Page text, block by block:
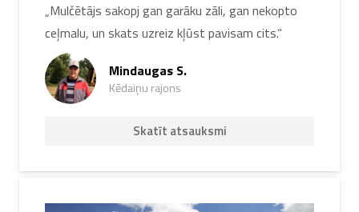
„Mulčētājs sakopj gan garāku zāli, gan nekopto
ceļmalu, un skats uzreiz kļūst pavisam cits.“
Mindaugas S.
Kēdaiņu rajons
Skatīt atsauksmi